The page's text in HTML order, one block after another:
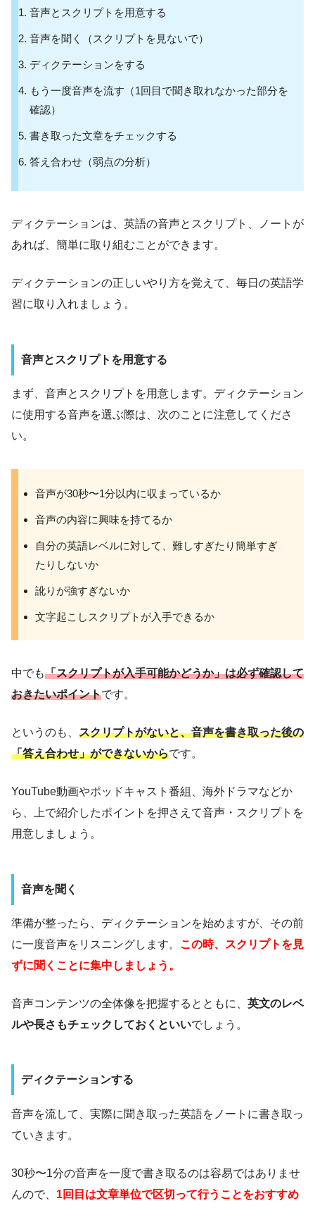
音声とスクリプトを用意する
音声を聞く（スクリプトを見ないで）
ディクテーションをする
もう一度音声を流す（1回目で聞き取れなかった部分を
確認）
書き取った文章をチェックする
答え合わせ（弱点の分析）
ディクテーションは、英語の音声とスクリプト、ノートが
あれば、簡単に取り組むことができます。
ディクテーションの正しいやり方を覚えて、毎日の英語学
習に取り入れましょう。
音声とスクリプトを用意する
まず、音声とスクリプトを用意します。ディクテーション
に使用する音声を選ぶ際は、次のことに注意してくださ
い。
音声が30秒〜1分以内に収まっているか
音声の内容に興味を持てるか
自分の英語レベルに対して、難しすぎたり簡単すぎ
たりしないか
訛りが強すぎないか
文字起こしスクリプトが入手できるか
中でも「スクリプトが入手可能かどうか」は必ず確認して
おきたいポイントです。
というのも、 スクリプトがないと、音声を書き取った後の
「答え合わせ」ができないからです。
YouTube動画やポッドキャスト番組、海外ドラマなどか
ら、上で紹介したポイントを押さえて音声・スクリプトを
用意しましょう。
音声を聞く
準備が整ったら、ディクテーションを始めますが、その前
に一度音声をリスニングします。 この時、スクリプトを見
ずに聞くことに集中しましょう。
音声コンテンツの全体像を把握するとともに、 英文のレベ
ルや長さもチェックしておくといいでしょう。
ディクテーションする
音声を流して、実際に聞き取った英語をノートに書き取っ
ていきます。
30秒〜1分の音声を一度で書き取るのは容易ではありませ
んので、 1回目は文章単位で区切って行うことをおすすめ